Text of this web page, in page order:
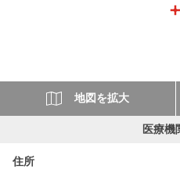
地図を拡大
医療機
住所